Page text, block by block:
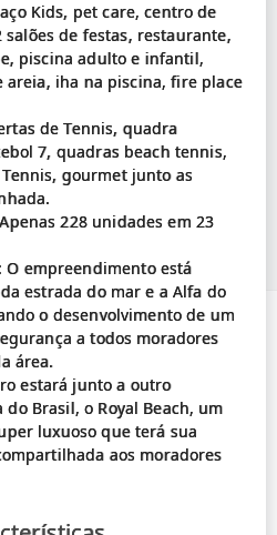
Kids, pet care, centro de
de festas, restaurante,
piscina adulto e infantil,
areia, iha na piscina, fire place
de Tennis, quadra
7, quadras beach tennis,
gourmet junto as
228 unidades em 23
O empreendimento está
estrada do mar e a Alfa do
o desenvolvimento de um
a todos moradores
área.
estará junto a outro
Brasil, o Royal Beach, um
luxuoso que terá sua
aos moradores